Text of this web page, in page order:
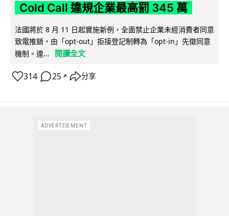
Cold Call 違規企業最高罰 345 萬
法國將於 8 月 11 日起實施新例，全面禁止企業未經消費者同意
致電推銷，由「opt-out」拒接登記制轉為「opt-in」先徵同意
機制。違...
閱讀全文
314 25 ↗ 分享
ADVERTISEMENT